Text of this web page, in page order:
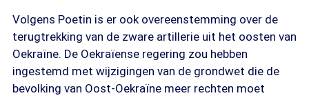
Volgens Poetin is er ook overeenstemming over de
terugtrekking van de zware artillerie uit het oosten van
Oekraïne. De Oekraïense regering zou hebben
ingestemd met wijzigingen van de grondwet die de
bevolking van Oost-Oekraïne meer rechten moet